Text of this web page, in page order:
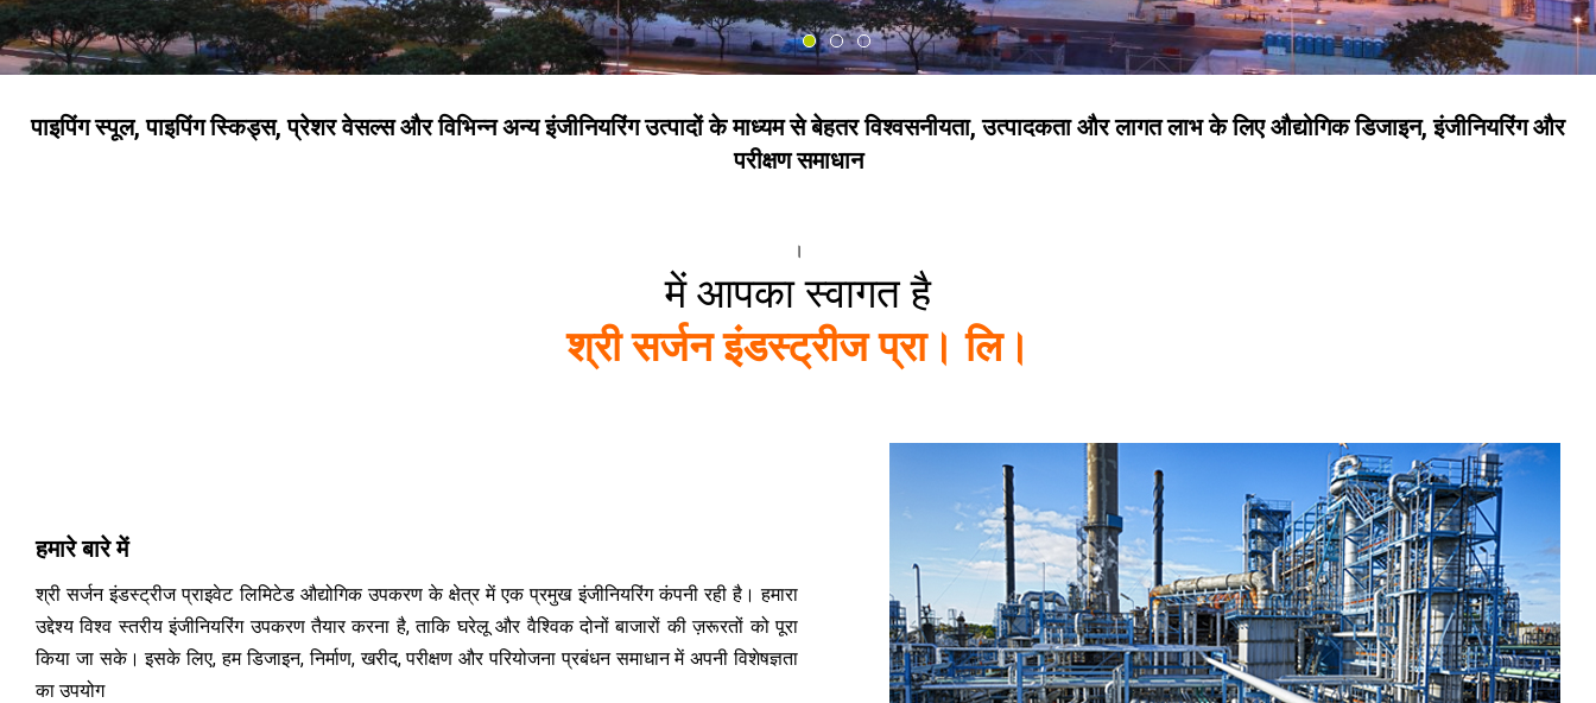
पाइपिंग स्पूल, पाइपिंग स्किड्स, प्रेशर वेसल्स और विभिन्न अन्य इंजीनियरिंग उत्पादों के माध्यम से बेहतर विश्वसनीयता, उत्पादकता और लागत लाभ के लिए औद्योगिक डिजाइन, इंजीनियरिंग और
परीक्षण समाधान
।
में आपका स्वागत है
श्री सर्जन इंडस्ट्रीज प्रा। लि।
हमारे बारे में
श्री सर्जन इंडस्ट्रीज प्राइवेट लिमिटेड औद्योगिक उपकरण के क्षेत्र में एक प्रमुख इंजीनियरिंग कंपनी रही है। हमारा
उद्देश्य विश्व स्तरीय इंजीनियरिंग उपकरण तैयार करना है, ताकि घरेलू और वैश्विक दोनों बाजारों की ज़रूरतों को पूरा
किया जा सके। इसके लिए, हम डिजाइन, निर्माण, खरीद, परीक्षण और परियोजना प्रबंधन समाधान में अपनी विशेषज्ञता
का उपयोग